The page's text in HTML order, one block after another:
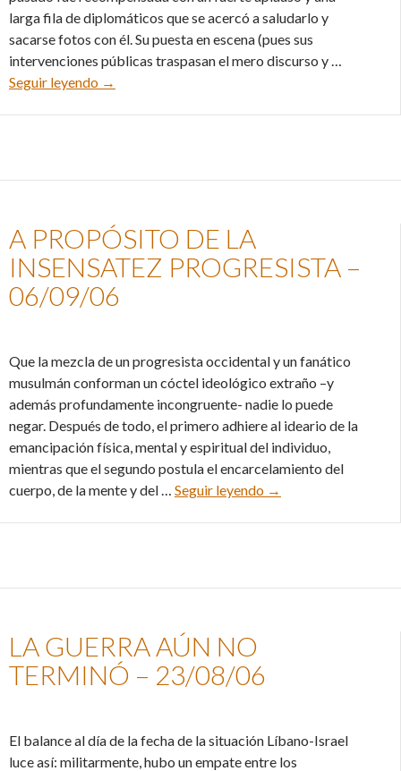
larga fila de diplomáticos que se acercó a saludarlo y
sacarse fotos con él. Su puesta en escena (pues sus
intervenciones públicas traspasan el mero discurso y …
Seguir leyendo
Kirchner frente al eje Caracas-Teherán – 04/10/
→
A PROPÓSITO DE LA
INSENSATEZ PROGRESISTA –
06/09/06
Que la mezcla de un progresista occidental y un fanático
musulmán conforman un cóctel ideológico extraño –y
además profundamente incongruente- nadie lo puede
negar. Después de todo, el primero adhiere al ideario de la
emancipación física, mental y espiritual del individuo,
mientras que el segundo postula el encarcelamiento del
cuerpo, de la mente y del … Seguir leyendo A propósito de la
→
LA GUERRA AÚN NO
TERMINÓ – 23/08/06
El balance al día de la fecha de la situación Líbano-Israel
luce así: militarmente, hubo un empate entre los